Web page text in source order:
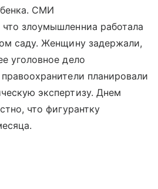
СМИ
злоумышленниа работала
саду. Женщину задержали,
уголовное дело
планировали
экспертизу. Днем
что фигурантку